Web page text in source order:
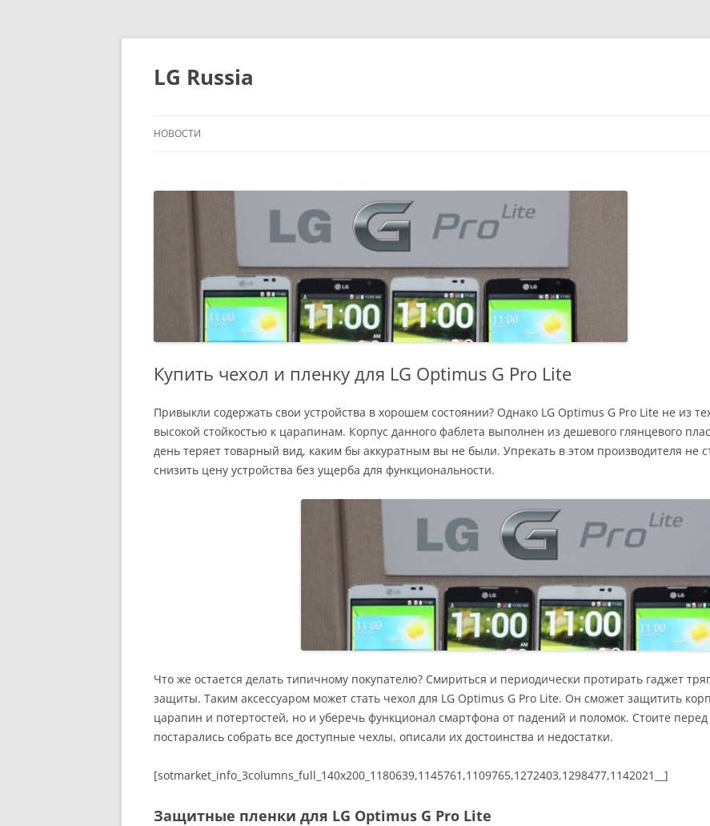
Перейти
содержимому
LG Russia
НОВОСТИ
Купить чехол и пленку для LG Optimus G Pro Lite
Привыкли содержать свои устройства в хорошем состоянии? Однако LG Optimus G Pro Lite не из
высокой стойкостью к царапинам. Корпус данного фаблета выполнен из дешевого глянцевого
день теряет товарный вид, каким бы аккуратным вы не были. Упрекать в этом производителя не
снизить цену устройства без ущерба для функциональности.
Что же остается делать типичному покупателю? Смириться и периодически протирать гаджет
защиты. Таким аксессуаром может стать чехол для LG Optimus G Pro Lite. Он сможет защитить
царапин и потертостей, но и уберечь функционал смартфона от падений и поломок. Стоите
постарались собрать все доступные чехлы, описали их достоинства и недостатки.
[sotmarket_info_3columns_full_140x200_1180639,1145761,1109765,1272403,1298477,1142021__]
Защитные пленки для LG Optimus G Pro Lite